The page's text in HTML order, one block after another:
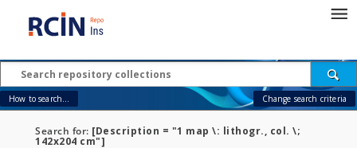
How to search... Change search criteria
Search for: [Description = "1 map \: lithogr., col. \;
142x204 cm"]